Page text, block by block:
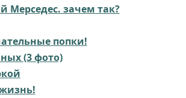
Мерседес. зачем так?
попки!
(3 фото)